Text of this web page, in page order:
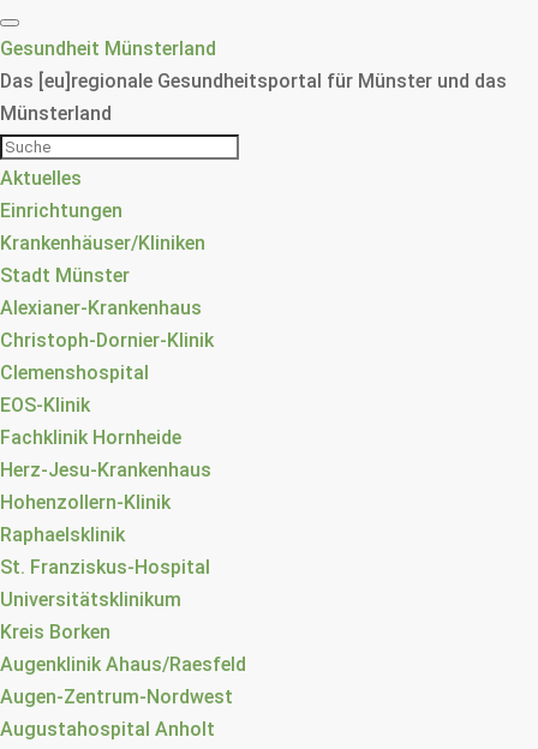
Gesundheit Münsterland
Das [eu]regionale Gesundheitsportal für Münster und das
Münsterland
Aktuelles
Einrichtungen
Krankenhäuser/Kliniken
Stadt Münster
Alexianer-Krankenhaus
Christoph-Dornier-Klinik
Clemenshospital
EOS-Klinik
Fachklinik Hornheide
Herz-Jesu-Krankenhaus
Hohenzollern-Klinik
Raphaelsklinik
St. Franziskus-Hospital
Universitätsklinikum
Kreis Borken
Augenklinik Ahaus/Raesfeld
Augen-Zentrum-Nordwest
Augustahospital Anholt